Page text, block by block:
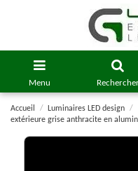
Menu
Accueil Luminaires LED design
extérieure grise anthracite en